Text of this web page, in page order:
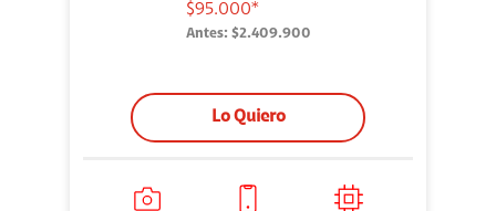
$95.000*
Antes: $2.409.900
Lo Quiero